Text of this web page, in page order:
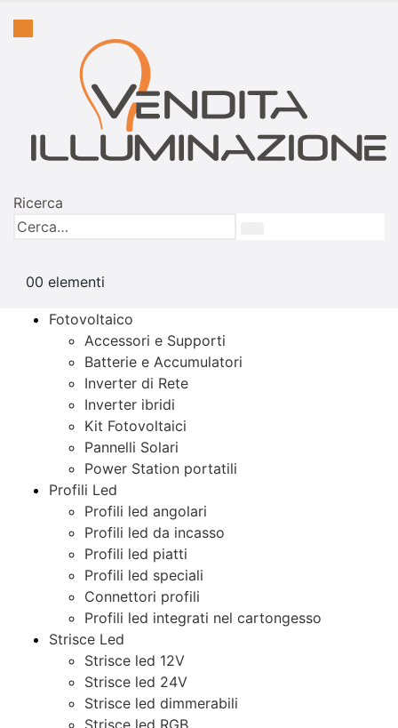
Ricerca
00 elementi
Fotovoltaico
Accessori e Supporti
Batterie e Accumulatori
Inverter di Rete
Inverter ibridi
Kit Fotovoltaici
Pannelli Solari
Power Station portatili
Profili Led
Profili led angolari
Profili led da incasso
Profili led piatti
Profili led speciali
Connettori profili
Profili led integrati nel cartongesso
Strisce Led
Strisce led 12V
Strisce led 24V
Strisce led dimmerabili
Strisce led RGB